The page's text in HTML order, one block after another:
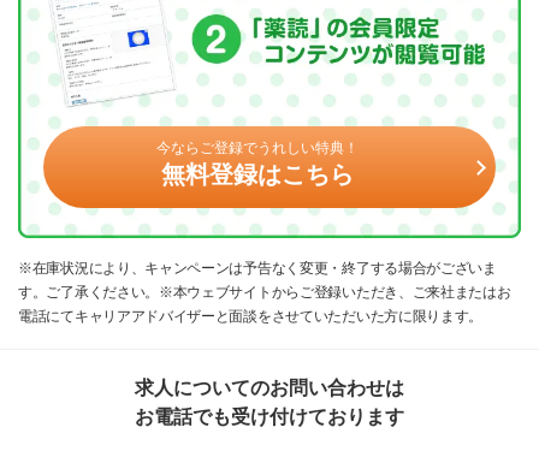
今ならご登録でうれしい特典！
無料登録はこちら
※在庫状況により、キャンペーンは予告なく変更・終了する場合がございま
す。ご了承ください。※本ウェブサイトからご登録いただき、ご来社またはお
電話にてキャリアアドバイザーと面談をさせていただいた方に限ります。
求人についてのお問い合わせは
お電話でも受け付けております